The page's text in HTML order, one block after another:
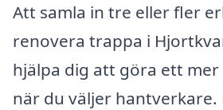
Att samla in tre eller fler
renovera trappa i
hjälpa dig att göra ett
när du väljer hantverkare.